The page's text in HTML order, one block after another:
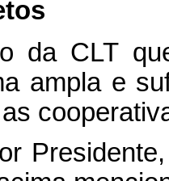
da CLT
ampla e